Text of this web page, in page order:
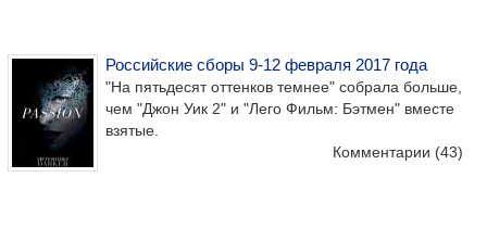
Российские сборы 9-12 февраля 2017 года
"На пятьдесят оттенков темнее" собрала больше,
чем "Джон Уик 2" и "Лего Фильм: Бэтмен" вместе
взятые.
Комментарии (43)